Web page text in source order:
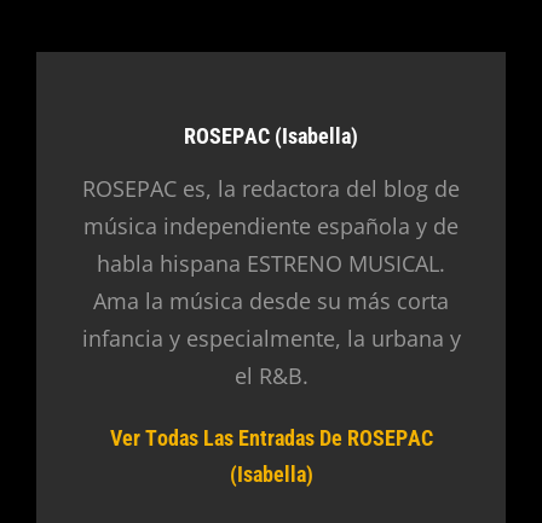
Autor:
ROSEPAC (Isabella)
ROSEPAC es, la redactora del blog de
música independiente española y de
habla hispana ESTRENO MUSICAL.
Ama la música desde su más corta
infancia y especialmente, la urbana y
el R&B.
Ver Todas Las Entradas De ROSEPAC
(Isabella)